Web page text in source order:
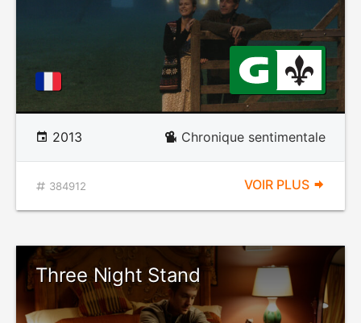
2013 Chronique sentimentale
384912 VOIR PLUS
Three Night Stand